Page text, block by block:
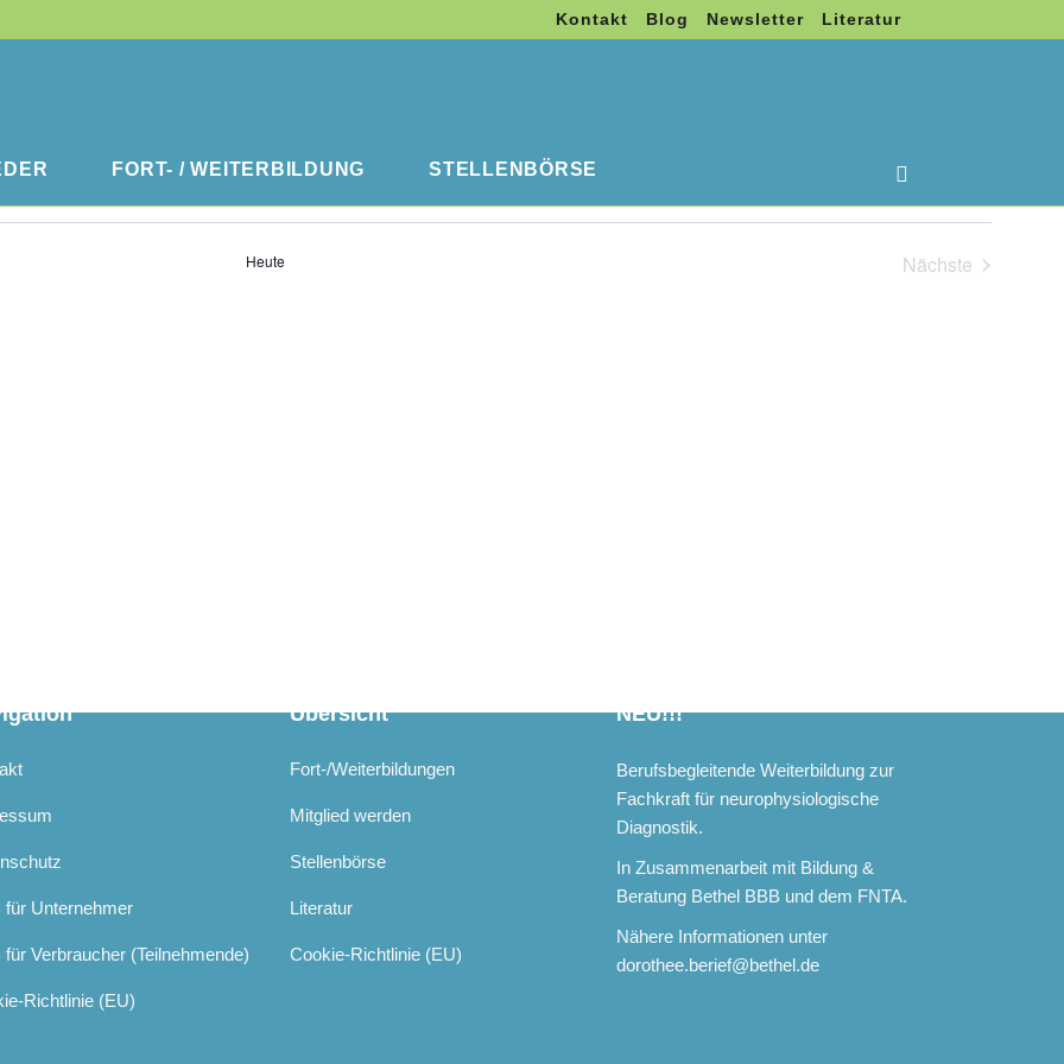
Kontakt Blog Newsletter Literatur
FORT- / WEITERBILDUNG STELLENBÖRSE
Navigation
Ansichten-
Heute
Nächste
für Unternehmer
für Verbraucher (Teilnehmende)
Richtlinie (EU)
Übersicht
Fort-/Weiterbildungen
Mitglied werden
Stellenbörse
Literatur
Cookie-Richtlinie (EU)
NEU!!!
Berufsbegleitende Weiterbildung zur
Fachkraft für neurophysiologische
Diagnostik.
In Zusammenarbeit mit Bildung &
Beratung Bethel BBB und dem FNTA.
Nähere Informationen unter
dorothee.berief@bethel.de